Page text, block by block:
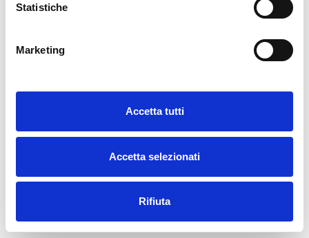
Statistiche
Marketing
Accetta tutti
Accetta selezionati
Rifiuta